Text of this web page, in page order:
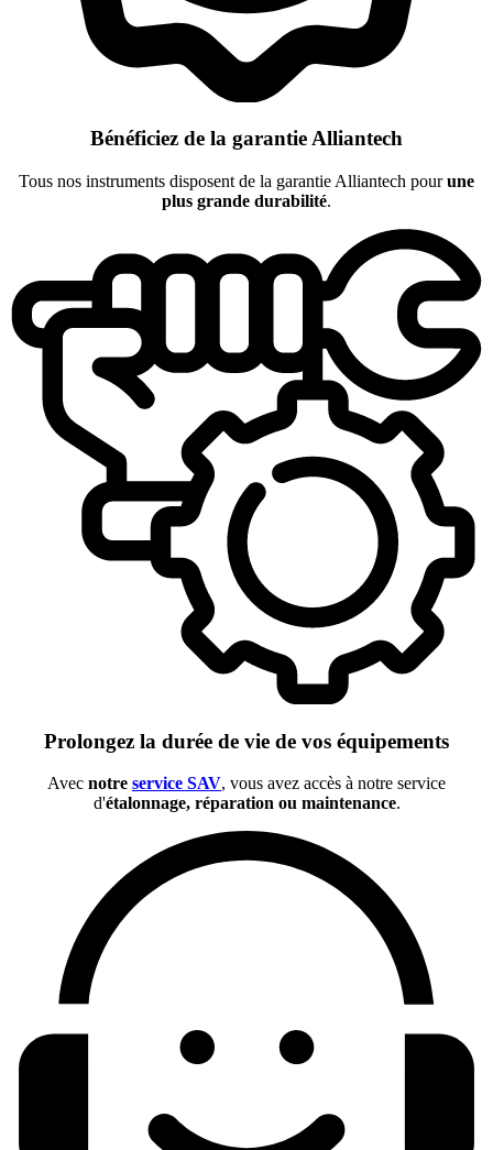
Bénéficiez de la garantie Alliantech
Tous nos instruments disposent de la garantie Alliantech pourune
plus grande durabilité.
Prolongez la durée de vie de vos équipements
Avec notre service SAV, vous avez accès à notre service
d'étalonnage, réparation ou maintenance.